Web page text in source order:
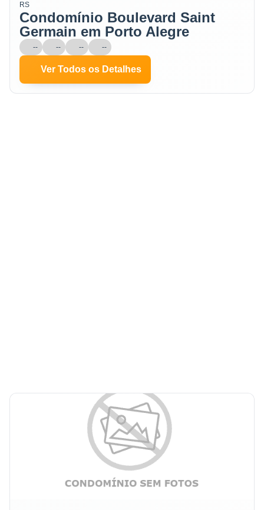
RS
Condomínio Boulevard Saint
Germain em Porto Alegre
-- -- -- --
Ver Todos os Detalhes